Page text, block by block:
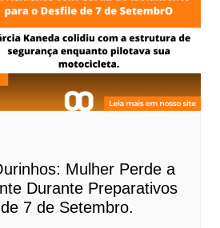
Mulher Perde a
Durante Preparativos
7 de Setembro.